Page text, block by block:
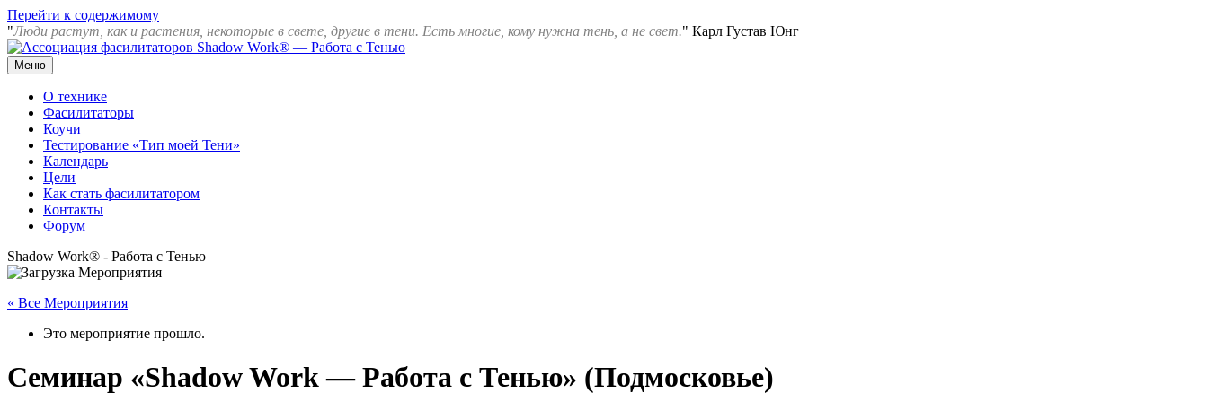
Перейти к содержимому
"Люди растут, как и растения, некоторые в свете, другие в тени. Есть многие, кому нужна тень, а не свет." Карл Густав Юнг
Ассоциация фасилитаторов Shadow Work® — Работа с Тенью
Меню
О технике
Фасилитаторы
Коучи
Тестирование «Тип моей Тени»
Календарь
Цели
Как стать фасилитатором
Контакты
Форум
Shadow Work® - Работа с Тенью
« Все Мероприятия
Это мероприятие прошло.
Семинар «Shadow Work — Работа с Тенью» (Подмосковье)